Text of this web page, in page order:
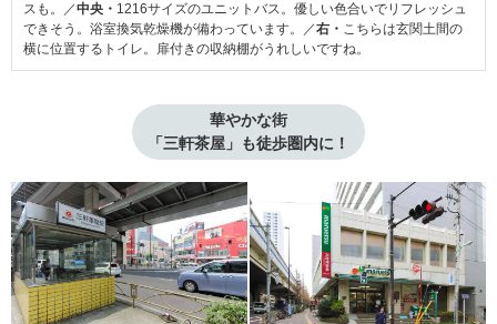
スも。／中央・ 1216サイズのユニットバス。優しい色合いでリフレッシュ
できそう。浴室換気乾燥機が備わっています。／右・ こちらは玄関土間の
横に位置するトイレ。扉付きの収納棚がうれしいですね。
華やかな街
「三軒茶屋」も徒歩圏内に！